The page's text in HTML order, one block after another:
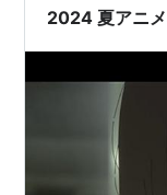
ました。()内は
2024 夏アニ